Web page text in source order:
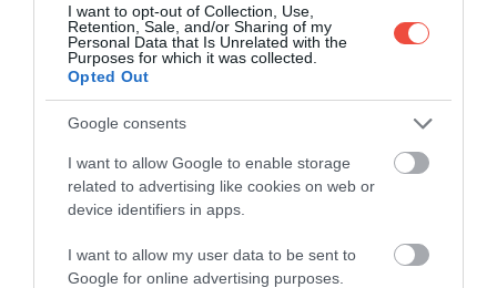
I want to opt-out of Collection, Use,
Retention, Sale, and/or Sharing of my
Personal Data that Is Unrelated with the
Purposes for which it was collected.
Opted Out
Google consents
I want to allow Google to enable storage
related to advertising like cookies on web or
device identifiers in apps.
I want to allow my user data to be sent to
Google for online advertising purposes.
A reptér nemcsak az utasok körében népszerű: